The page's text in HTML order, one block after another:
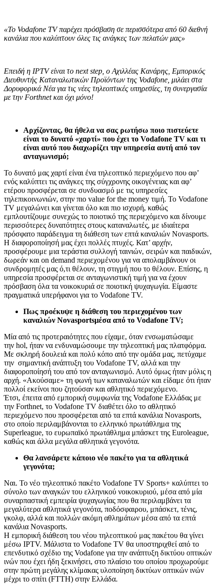
«To Vodafone TV παρέχει πρόσβαση σε περισσότερα από 60 διεθνή
κανάλια που καλύπτουν όλες τις ανάγκες των πελατών μας»
Επειδή η IPTVείναι το next step , ο Αχιλλέας Κανάρης, Εμπορικός
Διευθυντής Καταναλωτικών Προϊόντων της Vodafone, μιλάει στα
Δορυφορικά Νέα για τις νέες τηλεοπτικές υπηρεσίες, τη συνεργασία
με την Forthnet και όχι μόνο!
Αρχίζοντας, θα ήθελα να σας ρωτήσω ποιο πιστεύετε
είναι το δυνατό «χαρτί» που έχει το Vodafone TV και τι
είναι αυτό που διαχωρίζει την υπηρεσία αυτή από τον
ανταγωνισμό;
Το δυνατό μας χαρτί είναι ένα τηλεοπτικό περιεχόμενο που αφ’
ενός καλύπτει τις ανάγκες της σύγχρονης οικογένειας και αφ’
ετέρου προσφέρεται σε συνδυασμό με τις υπηρεσίες
τηλεπικοινωνιών, στην πιο value for the money τιμή. Το Vodafone
TV μεγαλώνει και γίνεται όλο και πιο ισχυρή, καθώς
εμπλουτίζουμε συνεχώς το ποιοτικό της περιεχόμενο και δίνουμε
περισσότερες δυνατότητες στους καταναλωτές, με ιδιαίτερα
πρόσφατο παράδειγμα τη διάθεση των επτά καναλιών Novasports.
Η διαφοροποίησή μας έχει πολλές πτυχές. Κατ’ αρχήν,
προσφέρουμε μια τεράστια συλλογή ταινιών, σειρών και παιδικών,
δωρεάν και on demand περιεχομένου για να απολαμβάνουν οι
συνδρομητές μας ό,τι θέλουν, τη στιγμή που το θέλουν. Επίσης, η
υπηρεσία προσφέρεται σε ανταγωνιστική τιμή για να έχουν
πρόσβαση όλα τα νοικοκυριά σε ποιοτική ψυχαγωγία. Είμαστε
πραγματικά υπερήφανοι για το Vodafone TV.
Πως προέκυψε η διάθεση του περιεχομένου των
καναλιών Novasportsμέσα από το Vodafone TV;
Μία από τις προτεραιότητες που είχαμε, όταν ενσωματώσαμε
την hol, ήταν να ενδυναμώσουμε την τηλεοπτική μας πλατφόρμα.
Με σκληρή δουλειά και πολύ κόπο από την ομάδα μας, πετύχαμε
την σημαντική ανάπτυξη του Vodafone TV, αλλά και την
διαφοροποίησή του από τον ανταγωνισμό. Αυτό όμως ήταν μόλις η
αρχή. «Ακούσαμε» τη φωνή των καταναλωτών και είδαμε ότι ήταν
πολλοί εκείνοι που ζητούσαν και αθλητικό περιεχόμενο.
Έτσι, έπειτα από εμπορική συμφωνία της Vodafone Ελλάδας με
την Forthnet, το Vodafone TV διαθέτει όλο το αθλητικό
περιεχόμενο που προσφέρεται από τα επτά κανάλια Novasports,
στο οποίο περιλαμβάνονται το ελληνικό πρωτάθλημα της
Superleague, το ευρωπαϊκό πρωτάθλημα μπάσκετ της Euroleague,
καθώς και άλλα μεγάλα αθλητικά γεγονότα.
Θα λανσάρετε κάποιο νέο πακέτο για τα αθλητικά
γεγονότα;
Ναι. Το νέο τηλεοπτικό πακέτο Vodafone TV Sports+ καλύπτει το
σύνολο των αναγκών του ελληνικού νοικοκυριού, μέσα από μία
συναρπαστική εμπειρία ψυχαγωγίας που θα περιλαμβάνει τα
μεγαλύτερα αθλητικά γεγονότα, ποδόσφαιρου, μπάσκετ, τένις,
γκολφ, αλλά και πολλών ακόμη αθλημάτων μέσα από τα επτά
κανάλια Novasports.
Η εμπορική διάθεση του νέου τηλεοπτικού μας πακέτου θα γίνει
μέσω IPTV. Μάλιστα το Vodafone TV θα υποστηριχθεί από το
επενδυτικό σχέδιο της Vodafone για την ανάπτυξη δικτύου οπτικών
ινών που έχει ήδη ξεκινήσει, στο πλαίσιο του οποίου προχωρούμε
στην πρώτη μεγάλης κλίμακας υλοποίηση δικτύων οπτικών ινών
μέχρι το σπίτι (FTTH) στην Ελλάδα.